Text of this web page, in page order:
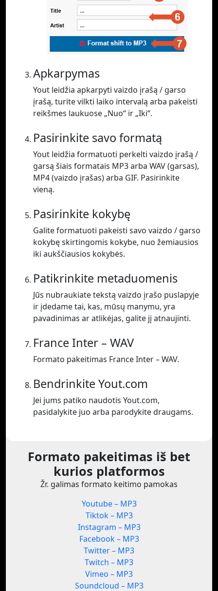
Apkarpymas
Yout leidžia apkarpyti vaizdo įrašą / garso
įrašą, turite vilkti laiko intervalą arba pakeisti
reikšmes laukuose „Nuo“ ir „Iki“.
Pasirinkite savo formatą
Yout leidžia formatuoti perkelti vaizdo įrašą /
garsą šiais formatais MP3 arba WAV (garsas),
MP4 (vaizdo įrašas) arba GIF. Pasirinkite
vieną.
Pasirinkite kokybę
Galite formatuoti pakeisti savo vaizdo / garso
kokybę skirtingomis kokybe, nuo žemiausios
iki aukščiausios kokybės.
Patikrinkite metaduomenis
Jūs nubraukiate tekstą vaizdo įrašo puslapyje
ir įdedame tai, kas, mūsų manymu, yra
pavadinimas ar atlikėjas, galite jį atnaujinti.
France Inter – WAV
Formato pakeitimas France Inter – WAV.
Bendrinkite Yout.com
Jei jums patiko naudotis Yout.com,
pasidalykite juo arba parodykite draugams.
Formato pakeitimas iš bet
kurios platformos
Žr. galimas formato keitimo pamokas
Youtube – MP3
Tiktok – MP3
Instagram – MP3
Facebook – MP3
Twitter – MP3
Twitch – MP3
Vimeo – MP3
Soundcloud – MP3